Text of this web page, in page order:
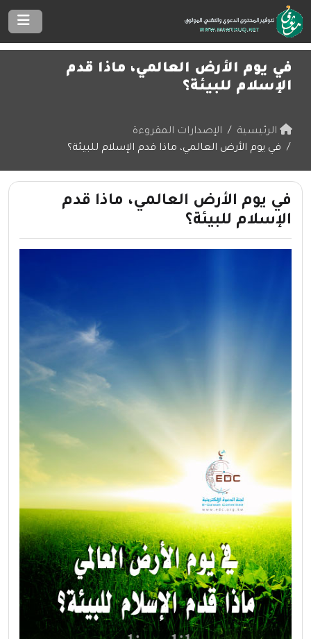
في يوم الأرض العالمي، ماذا قدم
الإسلام للبيئة؟
الرئيسية
الإصدارات المقروءة
في يوم الأرض العالمي، ماذا قدم الإسلام للبيئة؟
في يوم الأرض العالمي، ماذا قدم
الإسلام للبيئة؟